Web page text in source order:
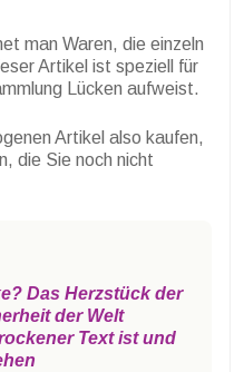
man Waren, die einzeln
Artikel ist speziell für
Lücken aufweist.
Artikel also kaufen,
die Sie noch nicht
Das Herzstück der
der Welt
Text ist und